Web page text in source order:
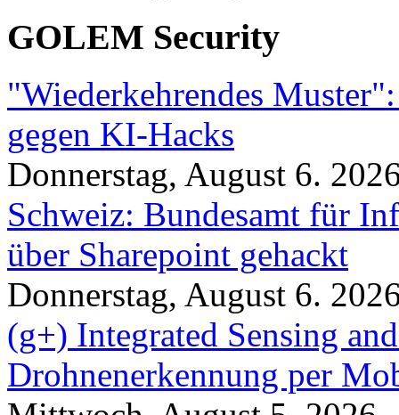
GOLEM Security
"Wiederkehrendes
gegen KI-Hacks
Donnerstag, August 6.
Schweiz: Bundesamt für
über Sharepoint gehackt
Donnerstag, August 6.
(g+) Integrated Sensing
Drohnenerkennung per